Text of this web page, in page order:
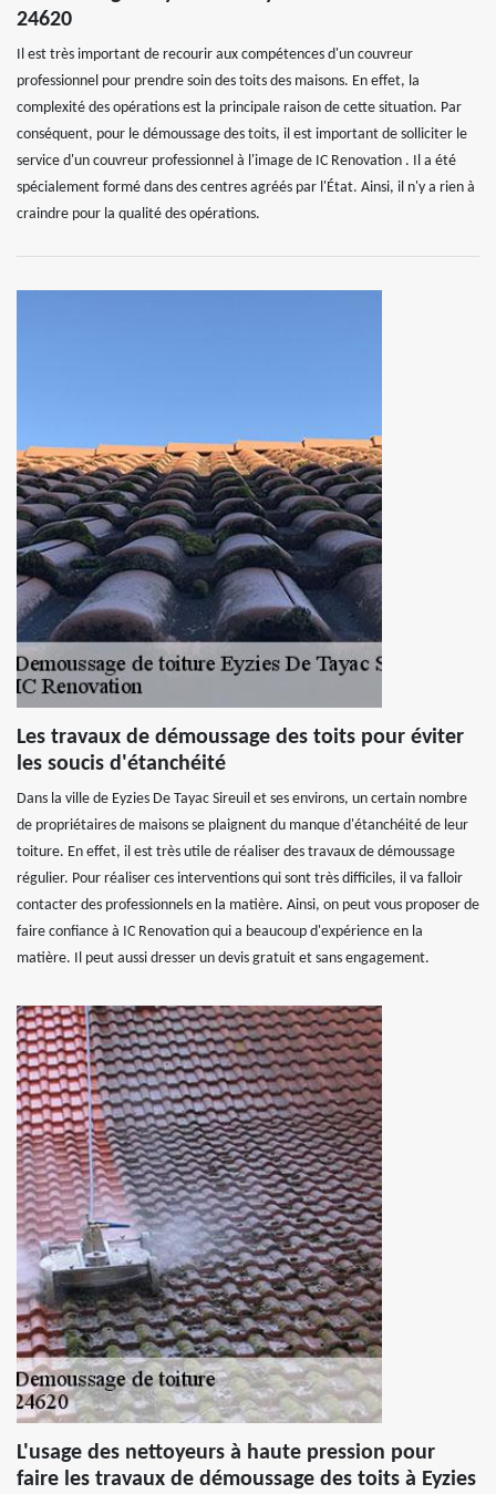
24620
Il est très important de recourir aux compétences d'un couvreur
professionnel pour prendre soin des toits des maisons. En effet, la
complexité des opérations est la principale raison de cette situation. Par
conséquent, pour le démoussage des toits, il est important de solliciter le
service d'un couvreur professionnel à l'image de IC Renovation . Il a été
spécialement formé dans des centres agréés par l'État. Ainsi, il n'y a rien à
craindre pour la qualité des opérations.
Les travaux de démoussage des toits pour éviter
les soucis d'étanchéité
Dans la ville de Eyzies De Tayac Sireuil et ses environs, un certain nombre
de propriétaires de maisons se plaignent du manque d'étanchéité de leur
toiture. En effet, il est très utile de réaliser des travaux de démoussage
régulier. Pour réaliser ces interventions qui sont très difficiles, il va falloir
contacter des professionnels en la matière. Ainsi, on peut vous proposer de
faire confiance à IC Renovation qui a beaucoup d'expérience en la
matière. Il peut aussi dresser un devis gratuit et sans engagement.
L'usage des nettoyeurs à haute pression pour
faire les travaux de démoussage des toits à Eyzies